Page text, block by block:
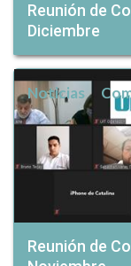
Reunión de
Diciembre
Noticias
Reunión de